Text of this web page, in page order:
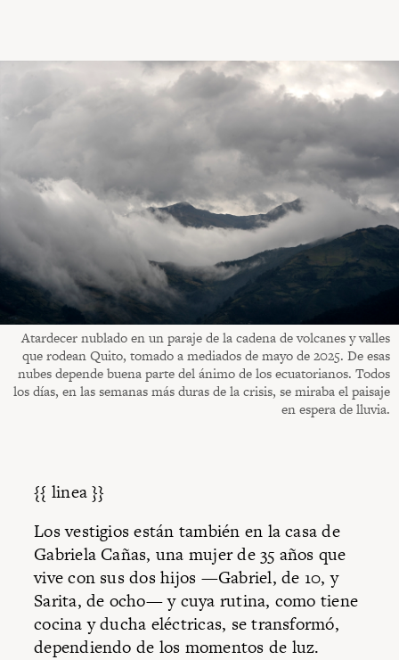
Atardecer nublado en un paraje de la cadena de volcanes y valles
que rodean Quito, tomado a mediados de mayo de 2025. De esas
nubes depende buena parte del ánimo de los ecuatorianos. Todos
los días, en las semanas más duras de la crisis, se miraba el paisaje
en espera de lluvia.
{{ linea }}
Los vestigios están también en la casa de
Gabriela Cañas, una mujer de 35 años que
vive con sus dos hijos —Gabriel, de 10, y
Sarita, de ocho— y cuya rutina, como tiene
cocina y ducha eléctricas, se transformó,
dependiendo de los momentos de luz.